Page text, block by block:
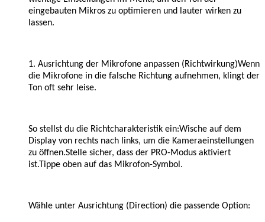
eingebauten Mikros zu optimieren und lauter wirken zu
lassen.
1. Ausrichtung der Mikrofone anpassen (Richtwirkung)Wenn
die Mikrofone in die falsche Richtung aufnehmen, klingt der
Ton oft sehr leise.
So stellst du die Richtcharakteristik ein:Wische auf dem
Display von rechts nach links, um die Kameraeinstellungen
zu öffnen.Stelle sicher, dass der PRO-Modus aktiviert
ist.Tippe oben auf das Mikrofon-Symbol.
Wähle unter Ausrichtung (Direction) die passende Option: